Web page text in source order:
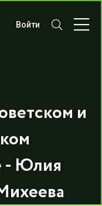
Войти
и
- Юлия